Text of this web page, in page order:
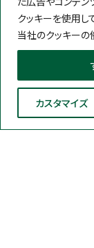
クッキーを使用し
当社のクッキーの
カスタマイズ